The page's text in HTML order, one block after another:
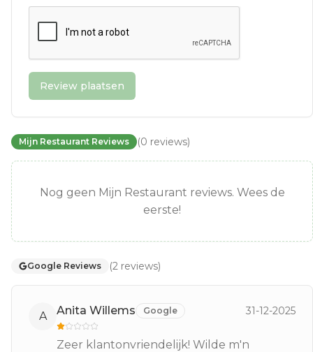
Review plaatsen
Mijn Restaurant Reviews (0 reviews)
Nog geen Mijn Restaurant reviews. Wees de
eerste!
Google Reviews (2 reviews)
A Anita Willems Google 31-12-2025
Zeer klantonvriendelijk! Wilde m'n